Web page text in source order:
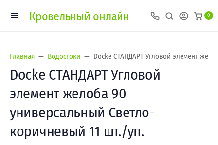
Кровельный онлайн 0
Главная Водостоки Docke СТАНДАРТ Угловой элемент
Docke СТАНДАРТ Угловой
элемент желоба 90
универсальный Светло-
коричневый 11 шт./уп.